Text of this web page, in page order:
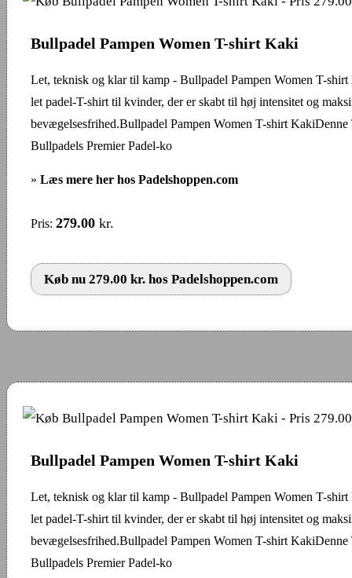
Bullpadel Pampen Women T-shirt Kaki
Let, teknisk og klar til kamp - Bullpadel Pampen Women T-
let padel-T-shirt til kvinder, der er skabt til høj intensitet og
bevægelsesfrihed.Bullpadel Pampen Women T-shirt KakiDenne
Bullpadels Premier Padel-ko
» Læs mere her hos Padelshoppen.com
Pris: 279.00 kr.
Køb nu 279.00 kr. hos Padelshoppen.com
Bullpadel Pampen Women T-shirt Kaki
Let, teknisk og klar til kamp - Bullpadel Pampen Women T-
let padel-T-shirt til kvinder, der er skabt til høj intensitet og
bevægelsesfrihed.Bullpadel Pampen Women T-shirt KakiDenne
Bullpadels Premier Padel-ko